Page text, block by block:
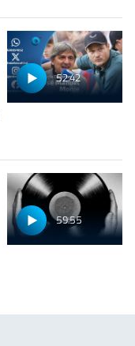
52:42
59:55